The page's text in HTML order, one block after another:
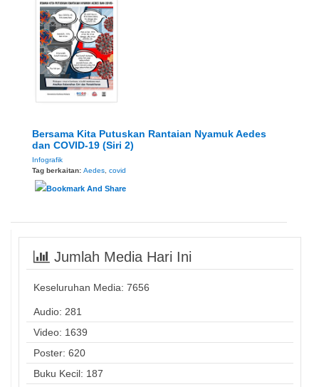
Bersama Kita Putuskan Rantaian Nyamuk Aedes
dan COVID-19 (Siri 2)
Infografik
Tag berkaitan: Aedes covid
Jumlah Media Hari Ini
Keseluruhan Media: 7656
Audio: 281
Video: 1639
Poster: 620
Buku Kecil: 187